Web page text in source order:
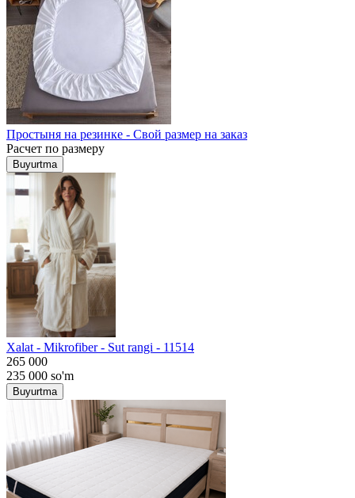
Простыня на резинке - Свой размер на заказ
Расчет по размеру
Buyurtma
Хalat - Mikrofiber - Sut rangi - 11514
265 000
235 000 so'm
Buyurtma